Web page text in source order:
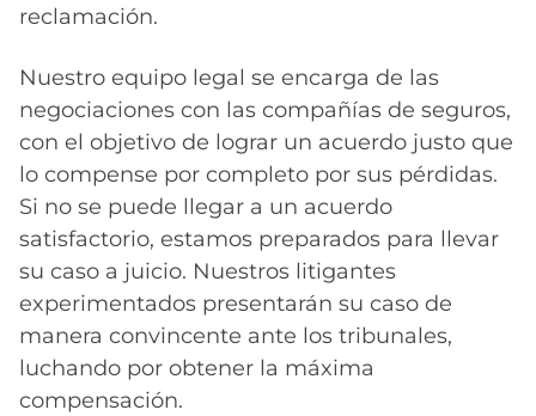
reclamación.
Nuestro equipo legal se encarga de las
negociaciones con las compañías de seguros,
con el objetivo de lograr un acuerdo justo que
lo compense por completo por sus pérdidas.
Si no se puede llegar a un acuerdo
satisfactorio, estamos preparados para llevar
su caso a juicio. Nuestros litigantes
experimentados presentarán su caso de
manera convincente ante los tribunales,
luchando por obtener la máxima
compensación.